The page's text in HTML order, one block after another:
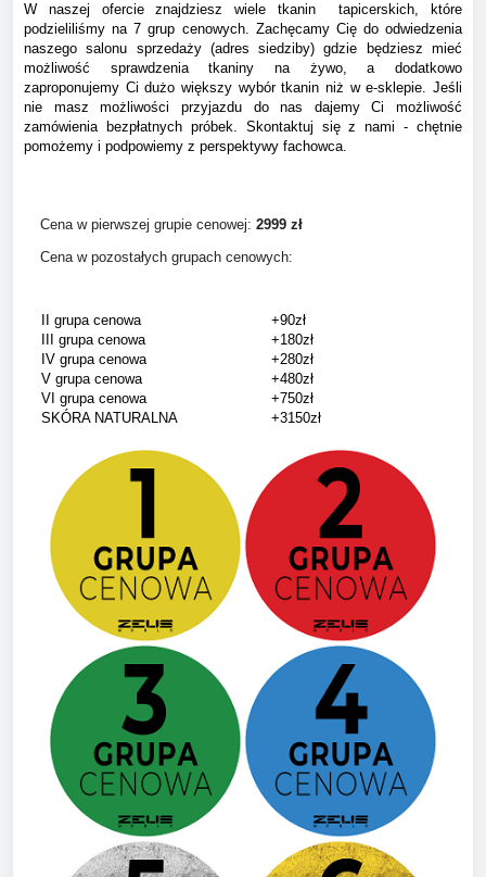
W naszej ofercie znajdziesz wiele tkanin tapicerskich, które
podzieliliśmy na 7 grup cenowych. Zachęcamy Cię do odwiedzenia
naszego salonu sprzedaży (adres siedziby) gdzie będziesz mieć
możliwość sprawdzenia tkaniny na żywo, a dodatkowo
zaproponujemy Ci dużo większy wybór tkanin niż w e-sklepie. Jeśli
nie masz możliwości przyjazdu do nas dajemy Ci możliwość
zamówienia bezpłatnych próbek. Skontaktuj się z nami - chętnie
pomożemy i podpowiemy z perspektywy fachowca.
Cena w pierwszej grupie cenowej: 2999 zł
Cena w pozostałych grupach cenowych:
II grupa cenowa
+90zł
III grupa cenowa
+180zł
IV grupa cenowa
+280zł
V grupa cenowa
+480zł
VI grupa cenowa
+750zł
SKÓRA NATURALNA
+3150zł